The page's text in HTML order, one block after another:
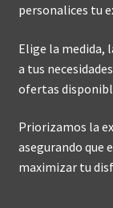
personalices tu
Elige la medida,
a tus
ofertas
Priorizamos la
asegurando que
maximizar tu